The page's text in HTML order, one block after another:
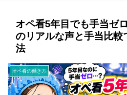
オペ看5年目でも手当ゼ
のリアルな声と手当比較
法
オペ看の働き方